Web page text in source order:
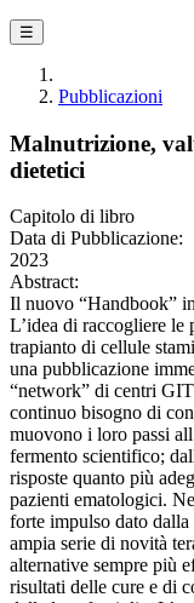
☰
Pubblicazioni
Malnutrizione,
dietetici
Capitolo di libro
Data di Pubblicazione:
2023
Abstract:
Il nuovo “Handbook”
L’idea di raccogliere le
trapianto di cellule
una pubblicazione
“network” di centri
continuo bisogno di
muovono i loro passi
fermento scientifico;
risposte quanto più
pazienti ematologici.
forte impulso dato
ampia serie di novità
alternative sempre più
risultati delle cure e di